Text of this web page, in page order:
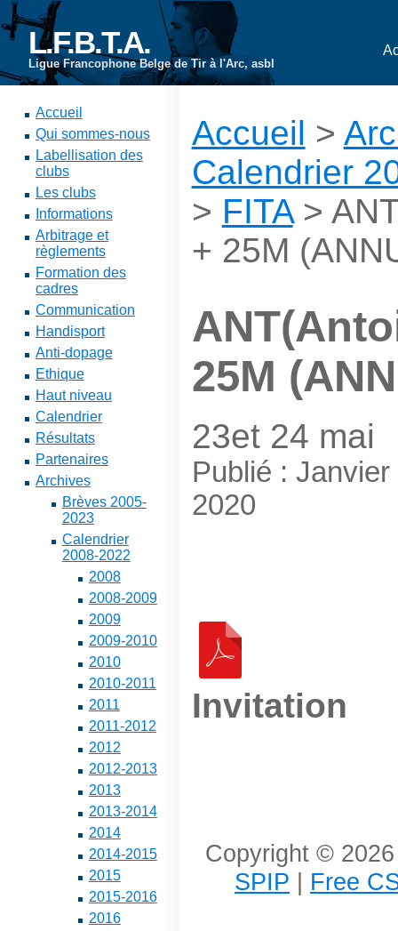
L.F.B.T.A.
Ligue Francophone Belge de Tir à l'Arc, asbl
Accueil
Qui sommes-nous
Labellisation des
clubs
Les clubs
Informations
Arbitrage et
règlements
Formation des
cadres
Communication
Handisport
Anti-dopage
Ethique
Haut niveau
Calendrier
Résultats
Partenaires
Archives
Brèves 2005-
2023
Calendrier
2008-2022
2008
2008-2009
2009
2009-2010
2010
2010-2011
2011
2011-2012
2012
2012-2013
2013
2013-2014
2014
2014-2015
2015
2015-2016
2016
Accueil >
Calendrier
> FITA>
+ 25M
25M
23et 24 mai
Publié :
2020
Invitation
Copyright ©
SPIP | Free